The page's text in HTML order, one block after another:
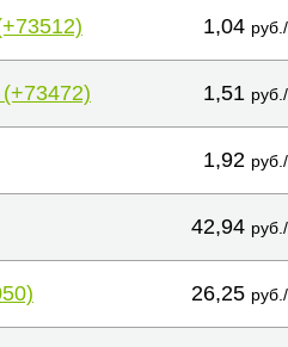
1,04
1,51
1,92
42,94
26,25